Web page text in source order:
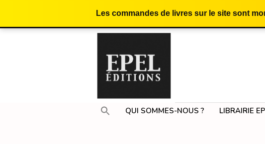
Les commandes de livres sur le site sont
QUI SOMMES-NOUS ? LIBRAIRIE